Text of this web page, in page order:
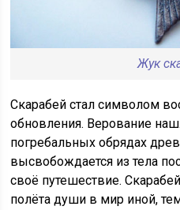
Жук
Скарабей стал символом
обновления. Верование
погребальных обрядах
высвобождается из тела
своё путешествие.
полёта души в мир иной,